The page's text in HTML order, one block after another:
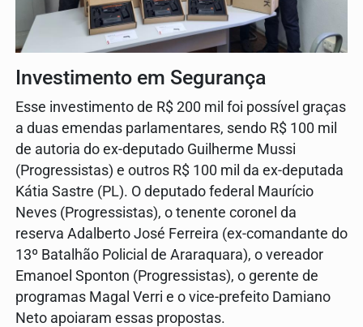
Investimento em Segurança
Esse investimento de R$ 200 mil foi possível graças
a duas emendas parlamentares, sendo R$ 100 mil
de autoria do ex-deputado Guilherme Mussi
(Progressistas) e outros R$ 100 mil da ex-deputada
Kátia Sastre (PL). O deputado federal Maurício
Neves (Progressistas), o tenente coronel da
reserva Adalberto José Ferreira (ex-comandante do
13º Batalhão Policial de Araraquara), o vereador
Emanoel Sponton (Progressistas), o gerente de
programas Magal Verri e o vice-prefeito Damiano
Neto apoiaram essas propostas.